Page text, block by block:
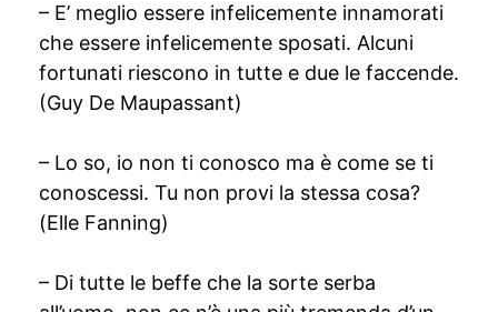
– E’ meglio essere infelicemente innamorati
che essere infelicemente sposati. Alcuni
fortunati riescono in tutte e due le faccende.
(Guy De Maupassant)
– Lo so, io non ti conosco ma è come se ti
conoscessi. Tu non provi la stessa cosa?
(Elle Fanning)
– Di tutte le beffe che la sorte serba